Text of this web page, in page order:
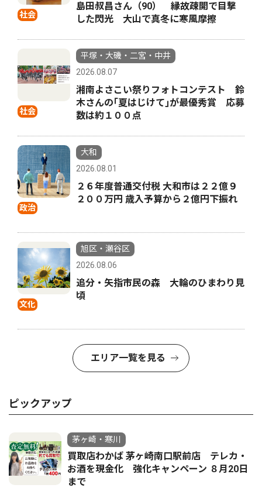
社会
島田叔昌さん（90） 縁故疎開で目撃
した閃光 大山で真冬に寒風摩擦
社会
平塚・大磯・二宮・中井
2026.08.07
湘南よさこい祭りフォトコンテスト 鈴
木さんの｢夏はじけて｣が最優秀賞 応募
数は約１００点
政治
大和
2026.08.01
２６年度普通交付税 大和市は２２億９
２００万円 歳入予算から２億円下振れ
文化
旭区・瀬谷区
2026.08.06
追分・矢指市民の森 大輪のひまわり見
頃
エリア一覧を見る
ピックアップ
茅ヶ崎・寒川
買取店わかば 茅ヶ崎南口駅前店 テレカ・
お酒を現金化 強化キャンペーン ８月20日
まで